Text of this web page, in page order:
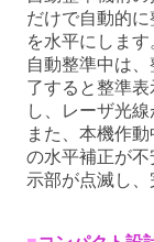
だけで自動的
を水平にします
自動整準中は
了すると整準
し、レーザ光線
また、本機作
の水平補正が
示部が点滅し、